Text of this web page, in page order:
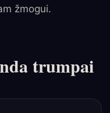
žmogui.
trumpai